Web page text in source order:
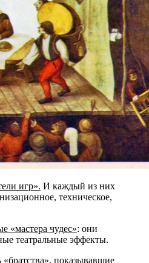
игр». И каждый из них
техническое,
«мастера чудес»: они
театральные эффекты.
показывавшие